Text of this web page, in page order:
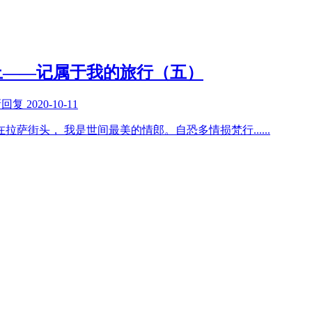
记属于我的旅行（五）
复 2020-10-11
萨街头， 我是世间最美的情郎。自恐多情损梵行......